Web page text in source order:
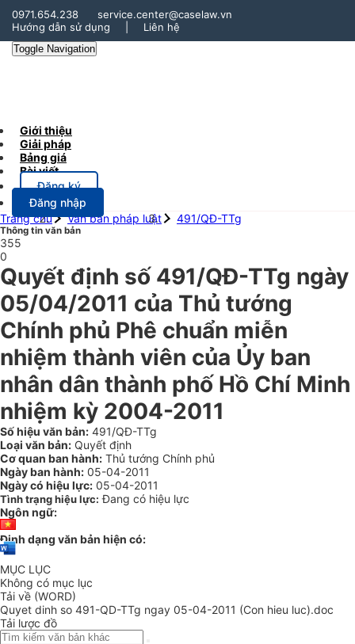
0971.654.238
service.center@caselaw.vn
Hướng dẫn sử dụng
Liên hệ
Toggle Navigation
Giới thiệu
Giải pháp
Bảng giá
Bài viết
Đăng ký
Đăng nhập
Trang chủ
Văn bản pháp luật 491/QĐ-TTg
Thông tin văn bản
355
0
Quyết định số 491/QĐ-TTg ngày
05/04/2011 của Thủ tướng
Chính phủ Phê chuẩn miễn
nhiệm thành viên của Ủy ban
nhân dân thành phố Hồ Chí Minh
nhiệm kỳ 2004-2011
Số hiệu văn bản: 491/QĐ-TTg
Loại văn bản: Quyết định
Cơ quan ban hành: Thủ tướng Chính phủ
Ngày ban hành: 05-04-2011
Ngày có hiệu lực: 05-04-2011
Tình trạng hiệu lực: Đang có hiệu lực
Ngôn ngữ:
Định dạng văn bản hiện có:
MỤC LỤC
Không có mục lục
Tải về (WORD)
Quyet dinh so 491-QD-TTg ngay 05-04-2011 (Con hieu luc).doc
Tải lược đồ